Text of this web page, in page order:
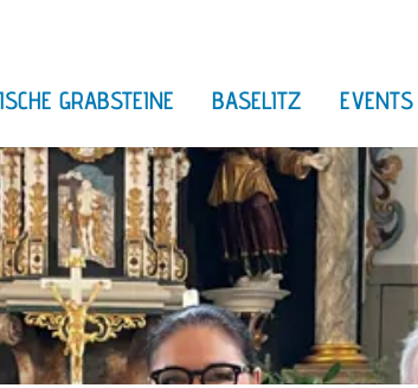
GRABSTEINE BASELITZ
EVENTS
Cello-
Lucia-Fest